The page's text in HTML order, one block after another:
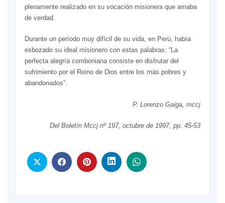
plenamente realizado en su vocación misionera que amaba
de verdad.
Durante un período muy difícil de su vida, en Perú, había
esbozado su ideal misionero con estas palabras: “La
perfecta alegría comboniana consiste en disfrutar del
sufrimiento por el Reino de Dios entre los más pobres y
abandonados”.
P. Lorenzo Gaiga, mccj
Del Boletín Mccj nº 197, octubre de 1997, pp. 45-53